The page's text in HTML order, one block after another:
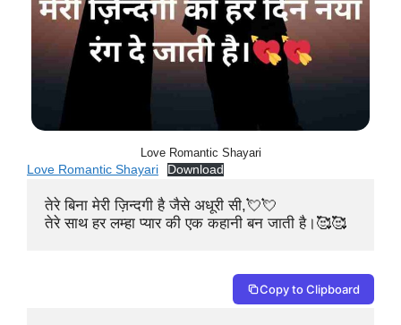
Love Romantic Shayari
Love Romantic Shayari
Download
तेरे बिना मेरी ज़िन्दगी है जैसे अधूरी सी,💘💘
तेरे साथ हर लम्हा प्यार की एक कहानी बन जाती है।🥰🥰
Copy to Clipboard